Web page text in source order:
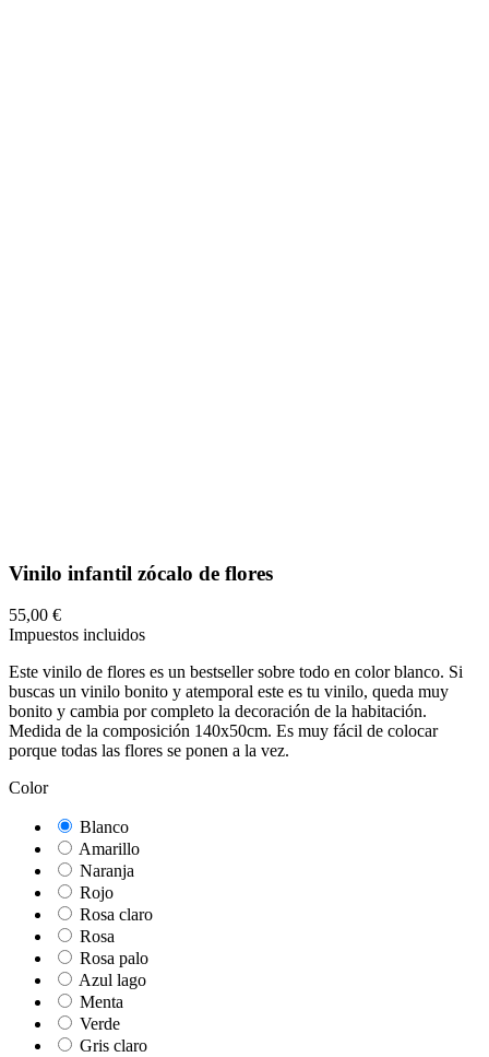
Vinilo infantil zócalo de flores
55,00 €
Impuestos incluidos
Este vinilo de flores es un bestseller sobre todo en color blanco. Si
buscas un vinilo bonito y atemporal este es tu vinilo, queda muy
bonito y cambia por completo la decoración de la habitación.
Medida de la composición 140x50cm. Es muy fácil de colocar
porque todas las flores se ponen a la vez.
Color
Blanco
Amarillo
Naranja
Rojo
Rosa claro
Rosa
Rosa palo
Azul lago
Menta
Verde
Gris claro